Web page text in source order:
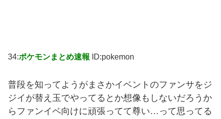
34:ポケモンまとめ速報 ID:pokemon
普段を知ってようがまさかイベントのファンサをジ
ジイが替え玉でやってるとか想像もしないだろうか
らファンイベ向けに頑張ってて尊い…って思ってる